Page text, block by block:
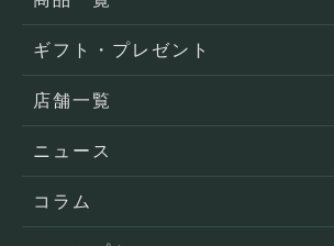
ギフト・プレゼント
店舗一覧
ニュース
コラム